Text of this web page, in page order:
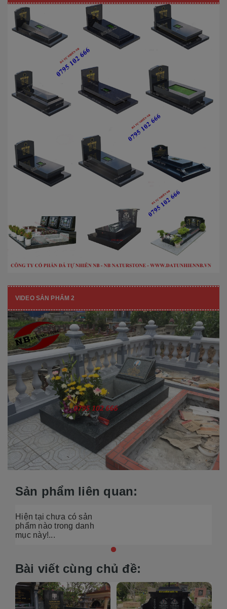
VIDEO SẢN PHẨM 2
Sản phẩm liên quan:
Hiện tại chưa có sản
phẩm nào trong danh
mục này!...
Bài viết cùng chủ đề: